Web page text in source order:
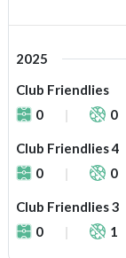
2025
Club Friendlies
0
0
Club Friendlies 4
0
0
Club Friendlies 3
0
1